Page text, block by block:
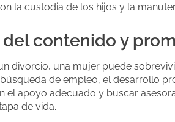
la custodia de los hijos y la
del contenido y
divorcio, una mujer puede
de empleo, el desarrollo
el apoyo adecuado y buscar
de vida.